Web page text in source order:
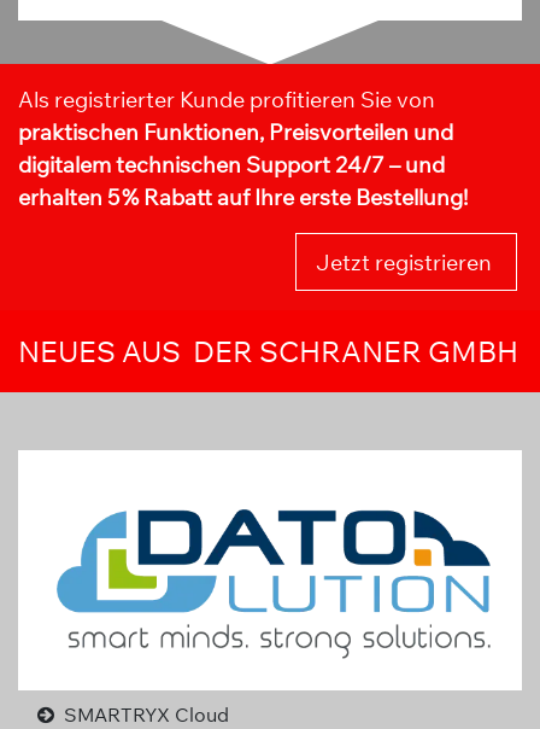
Als registrierter Kunde profitieren Sie von
praktischen Funktionen, Preisvorteilen und
digitalem technischen Support 24/7 – und
erhalten 5 % Rabatt auf Ihre erste Bestellung!
Jetzt registrieren
NEUES AUS DER SCHRANER GMBH
SMARTRYX Cloud